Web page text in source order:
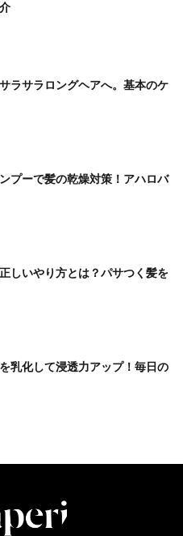
ラサラロングヘアへ。基本のケ
プーで髪の乾燥対策！アハロバ
しいやり方とは？パサつく髪を
乳化して浸透力アップ！毎日の